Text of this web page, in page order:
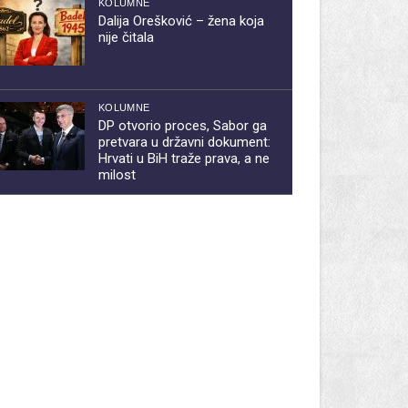
KOLUMNE
Dalija Orešković – žena koja
nije čitala
KOLUMNE
DP otvorio proces, Sabor ga
pretvara u državni dokument:
Hrvati u BiH traže prava, a ne
milost